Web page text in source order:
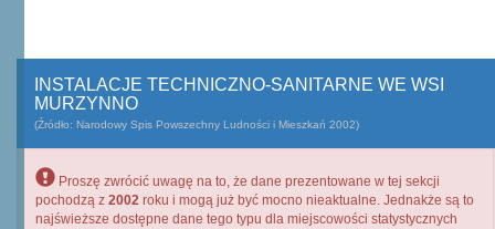
INSTALACJE TECHNICZNO-SANITARNE WE WSI
MURZYNNO
(Źródło: Narodowy Spis Powszechny Ludności i Mieszkań 2002)
Proszę zwrócić uwagę na to, że dane prezentowane w tej sekcji
pochodzą z 2002 roku i mogą już być mocno nieaktualne. Jednakże są to
najświeższe dostępne dane tego typu dla miejscowości statystycznych